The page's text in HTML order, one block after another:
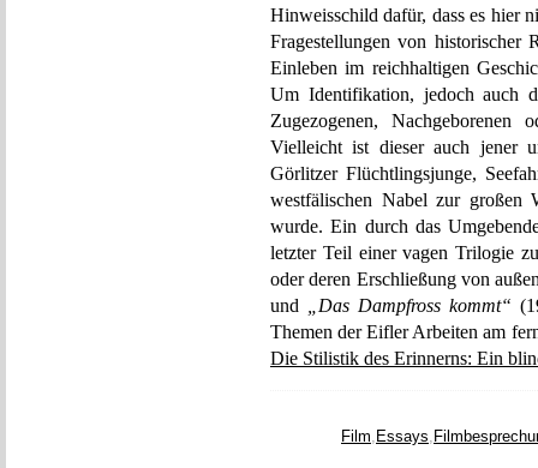
Hinweisschild dafür, dass es hier
Fragestellungen von historischer
Einleben im reichhaltigen
Um Identifikation, jedoch auch
Zugezogenen, Nachgeborenen
Vielleicht ist dieser auch jener
Görlitzer Flüchtlingsjunge,
westfälischen Nabel zur großen
wurde. Ein durch das
letzter Teil einer vagen Trilogie
oder deren Erschließung von
und
„Das Dampfross kommt“
Themen der Eifler Arbeiten am
Die Stilistik des Erinnerns: Ein
Film, Essays,